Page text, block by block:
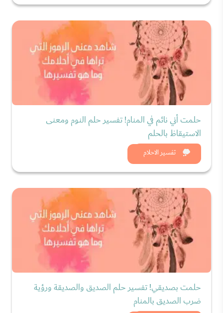
تفسير الاحلام
حلمت أني نائم في المنام! تفسير حلم النوم ومعنى
الاستيقاظ بالحلم
شاهد الان
حلمت بصديقي! تفسير حلم الصديق والصديقة ورؤية
ضرب الصديق بالمنام